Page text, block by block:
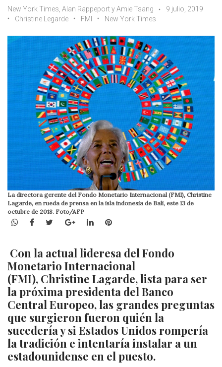
New York Times, Alan Rappeport y Amie Tsang
9 julio, 2019
Christine Legarde
FMI New York Times
La directora gerente del Fondo Monetario Internacional (FMI), Christine
Lagarde, en rueda de prensa en la isla indonesia de Bali, este 13 de
octubre de 2018. Foto/AFP
WhatsApp
Facebook
TwitterGoogle+LinkedInPinterest
Con la actual lideresa del Fondo
Monetario Internacional
(FMI), Christine Lagarde, lista para ser
la próxima presidenta del Banco
Central Europeo, las grandes preguntas
que surgieron fueron quién la
sucedería y si Estados Unidos rompería
la tradición e intentaría instalar a un
estadounidense en el puesto.